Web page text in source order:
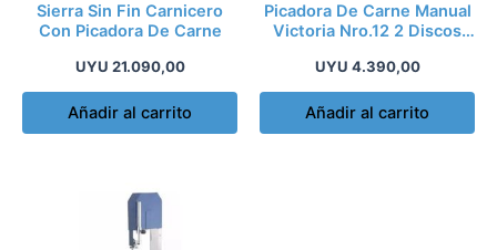
Sierra Sin Fin Carnicero
Con Picadora De Carne
UYU 21.090,00
Añadir al carrito
Picadora De Carne Manual
Victoria Nro.12 2 Discos
UYU 4.390,00
Añadir al carrito